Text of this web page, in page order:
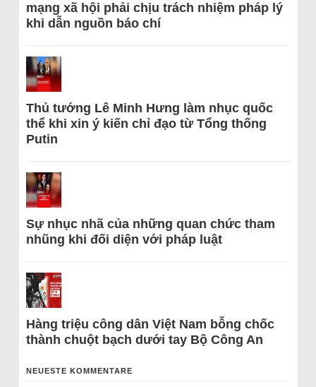
mạng xã hội phải chịu trách nhiệm pháp lý
khi dẫn nguồn báo chí
Thủ tướng Lê Minh Hưng làm nhục quốc
thể khi xin ý kiến chỉ đạo từ Tổng thống
Putin
Sự nhục nhã của những quan chức tham
nhũng khi đối diện với pháp luật
Hàng triệu công dân Việt Nam bỗng chốc
thành chuột bạch dưới tay Bộ Công An
NEUESTE KOMMENTARE